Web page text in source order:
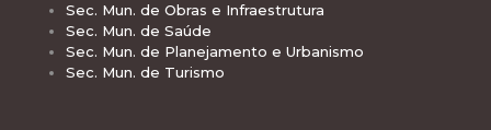
Sec. Mun. de Obras e Infraestrutura
Sec. Mun. de Saúde
Sec. Mun. de Planejamento e Urbanismo
Sec. Mun. de Turismo